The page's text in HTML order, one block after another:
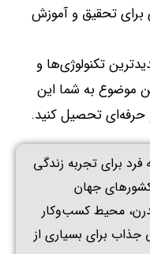
برای تحقیق و آموزش
تکنولوژی‌ها و
موضوع به شما این
تحصیل کنید.
برای تجربه زندگی
کشورهای جهان
محیط کسب‌وکار
جذاب برای بسیاری از